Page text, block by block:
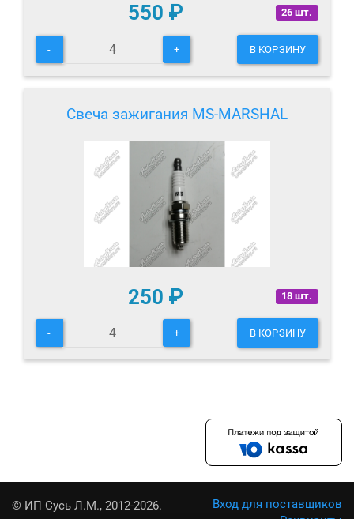
26 шт.
550 ₽
- + В КОРЗИНУ
Свеча зажигания MS-MARSHAL
18 шт.
250 ₽
- + В КОРЗИНУ
© ИП Сусь Л.М., 2012-2026.
Вход для поставщиков